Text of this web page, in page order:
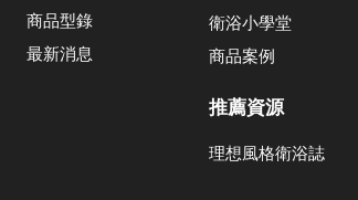
商品型錄
最新消息
衛浴小學堂
商品案例
推薦資源
理想風格衛浴誌